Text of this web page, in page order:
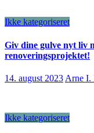
Ikke kategoriseret
Giv dine gulve nyt liv
renoveringsprojektet!
14. august 2023 Arne I.
Ikke kategoriseret